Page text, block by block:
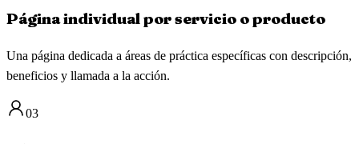
Página individual por servicio o producto
Una página dedicada a áreas de práctica específicas con descripción,
beneficios y llamada a la acción.
03